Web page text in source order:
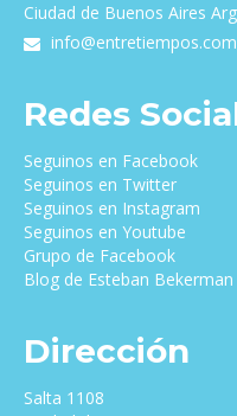
Ciudad de Buenos Aires
Redes
Seguinos en Facebook
Seguinos en Twitter
Seguinos en Instagram
Seguinos en Youtube
Grupo de Facebook
Blog de Esteban Bekerman
Dirección
Salta 1108